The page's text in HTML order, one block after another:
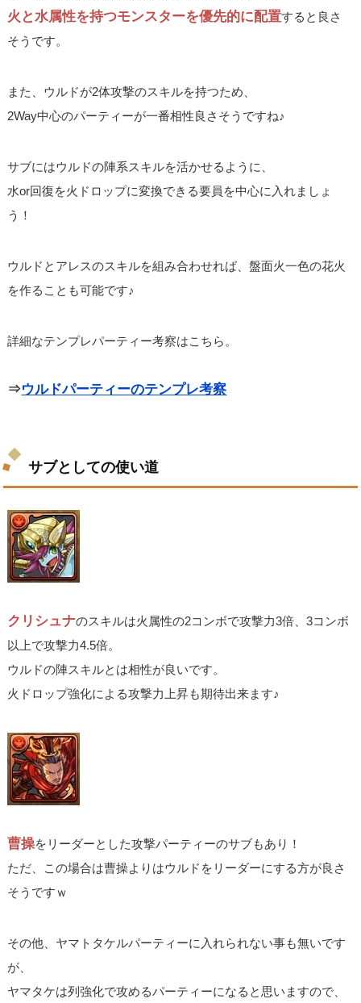
火と水属性を持つモンスターを優先的に配置すると良さ
そうです。
また、ウルドが2体攻撃のスキルを持つため、
2Way中心のパーティーが一番相性良さそうですね♪
サブにはウルドの陣系スキルを活かせるように、
水or回復を火ドロップに変換できる要員を中心に入れましょ
う！
ウルドとアレスのスキルを組み合わせれば、盤面火一色の花火
を作ることも可能です♪
詳細なテンプレパーティー考察はこちら。
⇒ウルドパーティーのテンプレ考察
サブとしての使い道
クリシュナのスキルは火属性の2コンボで攻撃力3倍、3コンボ
以上で攻撃力4.5倍。
ウルドの陣スキルとは相性が良いです。
火ドロップ強化による攻撃力上昇も期待出来ます♪
曹操をリーダーとした攻撃パーティーのサブもあり！
ただ、この場合は曹操よりはウルドをリーダーにする方が良さ
そうですｗ
その他、ヤマトタケルパーティーに入れられない事も無いです
が、
ヤマタケは列強化で攻めるパーティーになると思いますので、